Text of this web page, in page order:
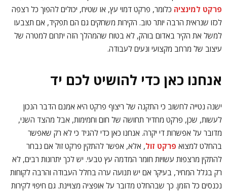
פרקט למינציה כלומר, פרקט דמוי עץ, או שטיח, יכולים להפוך כל רצפה
לכזו שנראית הרבה יותר טוב. הקירות משחקים גם הם תפקיד, אם תצבעו
למשל את הקיר באדום בוהק, לא בטוח שהמהלך הזה יתרום למטרה של
עיצוב של מרחב מקצועי ונעים לעבודה.
אנחנו כאן כדי להושיט לכם יד
ישנה נטייה לחשוב כי התקנה של ריצוף פרקט היא אמנם הדבר הנכון
לעשות, שכן, פרקט מחדיר תחושה של חום וחמימות, אבל מהצד השני,
מדובר על אפשרות די יקרה. אנחנו כאן כדי להגיד כי לא רק שאפשר
בהחלט למצוא פרקט זול, אלא, אפשר להתקין פרקט זול אם נבחר
להתקין מרצפות עשויות חומר המדמה עץ טבעי. יש לכך יתרונות רבים, לא
רק בגלל המחיר, בעיקר אם יש תנועה ערה בחלל העבודה והרבה לקוחות
נכנסים כל הזמן. כך שבהחלט מדובר על אופציה מצויינת. גם חיפוי לקירות